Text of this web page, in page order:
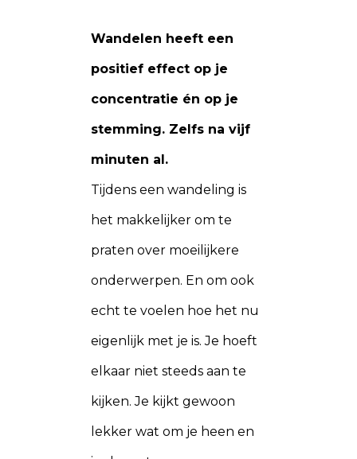
Wandelen heeft een
positief effect op je
concentratie én op je
stemming. Zelfs na vijf
minuten al.
Tijdens een wandeling is
het makkelijker om te
praten over moeilijkere
onderwerpen. En om ook
echt te voelen hoe het nu
eigenlijk met je is. Je hoeft
elkaar niet steeds aan te
kijken. Je kijkt gewoon
lekker wat om je heen en